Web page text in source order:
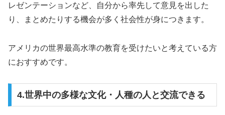
レゼンテーションなど、自分から率先して意見を出した
り、まとめたりする機会が多く社会性が身につきます。
アメリカの世界最高水準の教育を受けたいと考えている方
におすすめです。
4.世界中の多様な文化・人種の人と交流できる